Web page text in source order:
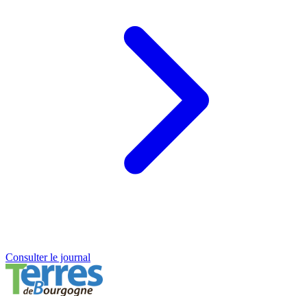
Consulter le journal